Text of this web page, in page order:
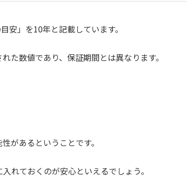
」を10年と記載しています。
た数値であり、保証期間とは異なります。
があるということです。
れておくのが安心といえるでしょう。